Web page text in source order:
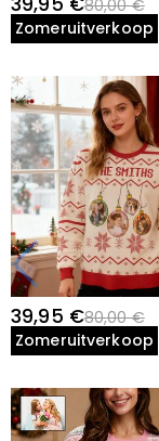
80,00 €
Zomeruitverkoop
39,95 €80,00 €
Zomeruitverkoop